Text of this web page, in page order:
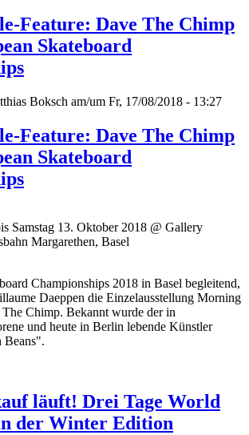
Feature: Dave The Chimp
Skateboard
Boksch am/um Fr, 17/08/2018 - 13:27
Feature: Dave The Chimp
Skateboard
Samstag 13. Oktober 2018 @ Gallery
Margarethen, Basel
Championships 2018 in Basel begleitend,
Daeppen die Einzelausstellung Morning
Chimp. Bekannt wurde der in
und heute in Berlin lebende Künstler
Beans".
läuft! Drei Tage World
der Winter Edition